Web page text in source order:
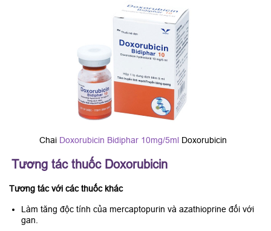
Chai Doxorubicin Bidiphar 10mg/5ml Doxorubicin
Tương tác thuốc Doxorubicin
Tương tác với các thuốc khác
Làm tăng độc tính của mercaptopurin và azathioprine đối với
gan.